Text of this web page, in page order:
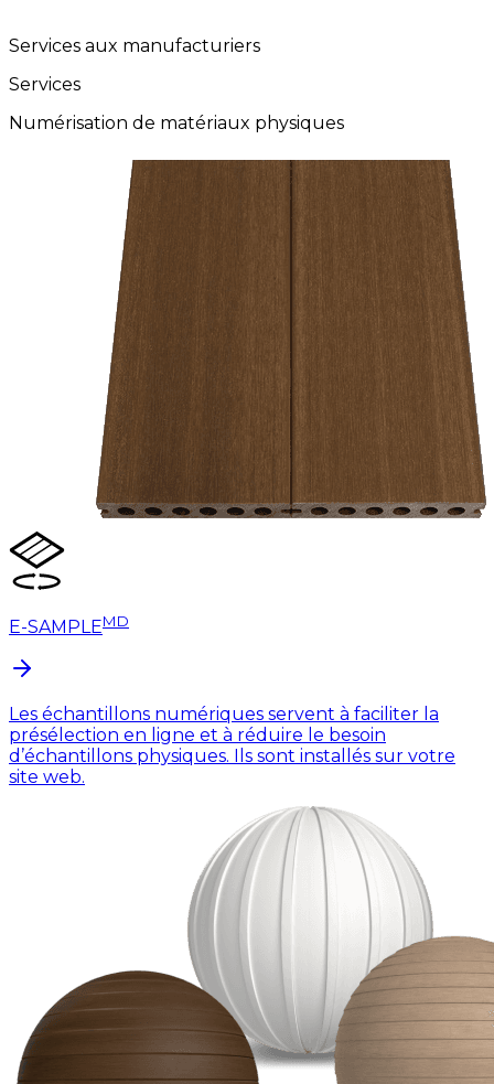
Services aux manufacturiers
Services
Numérisation de matériaux physiques
E-SAMPLEMD
Les échantillons numériques servent à faciliter la
présélection en ligne et à réduire le besoin
d’échantillons physiques. Ils sont installés sur votre
site web.